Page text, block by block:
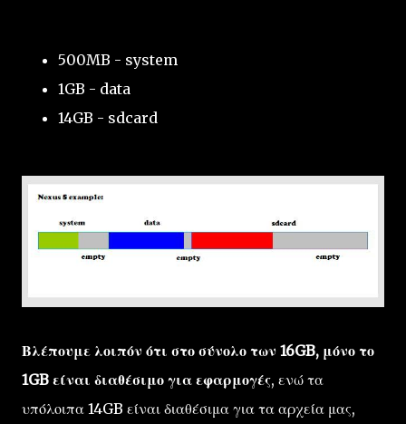
500MB - system
1GB - data
14GB - sdcard
Βλέπουμε λοιπόν ότι στο σύνολο των 16GB, μόνο το
1GB είναι διαθέσιμο για εφαρμογές, ενώ τα
υπόλοιπα 14GB είναι διαθέσιμα για τα αρχεία μας,